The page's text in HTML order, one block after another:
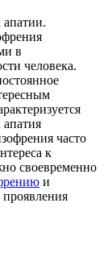
апатии.
в
человека.
часто
к
своевременно
и